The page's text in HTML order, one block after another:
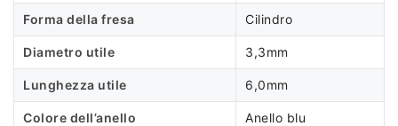
Forma della fresa Cilindro
Diametro utile 3,3mm
Lunghezza utile 6,0mm
Colore dell’anello Anello blu